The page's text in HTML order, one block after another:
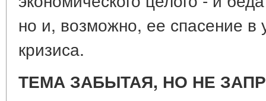
но и, возможно, ее спасение в
кризиса.
ТЕМА ЗАБЫТАЯ, НО НЕ